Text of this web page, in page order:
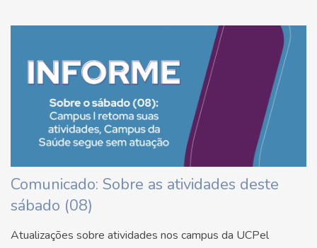
Comunicado: Sobre as atividades deste
sábado (08)
Atualizações sobre atividades nos campus da UCPel